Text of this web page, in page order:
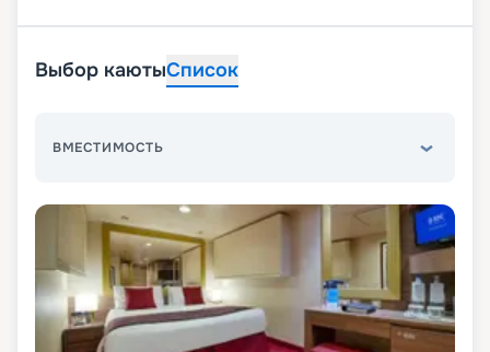
Выбор каютыСписок
ВМЕСТИМОСТЬ